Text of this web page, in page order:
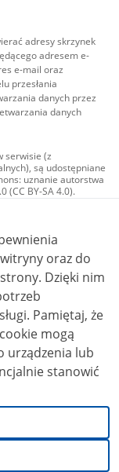
adresy skrzynek
adresem e-
e-mail oraz
przesłania
danych przez
danych
serwisie (z
są udostępniane
uznanie autorstwa
(CC BY-SA 4.0).
zdjęcia, materiały
licencji typu
użycie
4.0 (CC BY-
inaczej.
oraz do
nim
że
mogą
urządzenia lub
stanowić